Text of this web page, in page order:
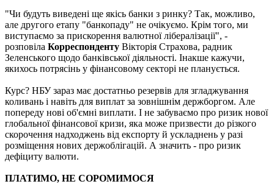
"Чи будуть виведені ще якісь банки з ринку? Так, можливо,
але другого етапу "банкопаду" не очікуємо. Крім того, ми
виступаємо за прискорення валютної лібералізації", -
розповіла Корреспонденту Вікторія Страхова, радник
Зеленського щодо банківської діяльності. Інакше кажучи,
якихось потрясінь у фінансовому секторі не планується.
Курс? НБУ зараз має достатньо резервів для згладжування
коливань і навіть для виплат за зовнішнім держборгом. Але
попереду нові об'ємні виплати. І не забуваємо про ризик нової
глобальної фінансової кризи, яка може призвести до різкого
скорочення надходжень від експорту й ускладнень у разі
розміщення нових держоблігацій. А значить - про ризик
дефіциту валюти.
ПЛАТИМО, НЕ СОРОМИМОСЯ